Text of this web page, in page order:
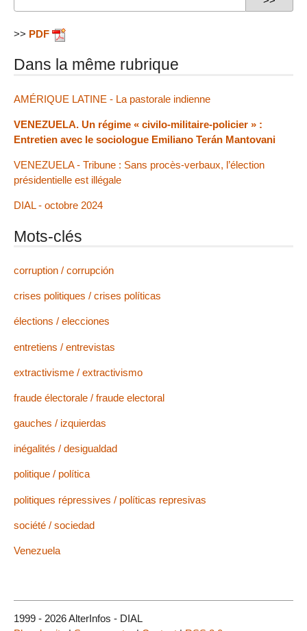
>> PDF
Dans la même rubrique
AMÉRIQUE LATINE - La pastorale indienne
VENEZUELA. Un régime « civilo-militaire-policier » :
Entretien avec le sociologue Emiliano Terán Mantovani
VENEZUELA - Tribune : Sans procès-verbaux, l’élection
présidentielle est illégale
DIAL - octobre 2024
Mots-clés
corruption / corrupción
crises politiques / crises políticas
élections / elecciones
entretiens / entrevistas
extractivisme / extractivismo
fraude électorale / fraude electoral
gauches / izquierdas
inégalités / desigualdad
politique / política
politiques répressives / políticas represivas
société / sociedad
Venezuela
1999 - 2026 AlterInfos - DIAL